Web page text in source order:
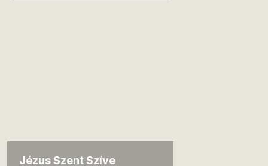
Jézus Szent Szíve